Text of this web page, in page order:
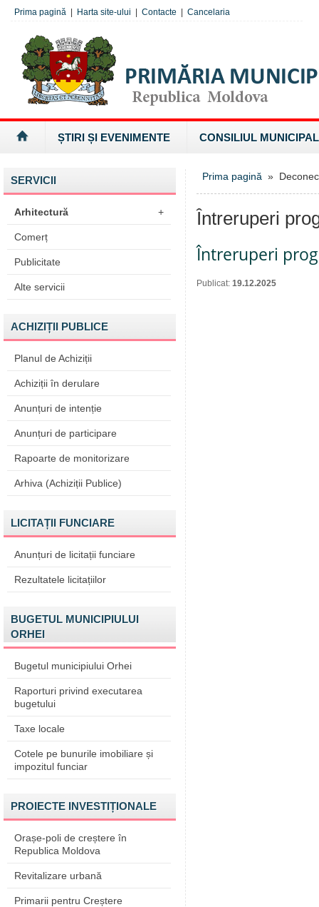
Prima pagină Harta site-ului Contacte Cancelaria
ȘTIRI ȘI EVENIMENTE CONSILIUL MUNICIPAL
SERVICII
Arhitectură +
Comerț
Publicitate
Alte servicii
ACHIZIȚII PUBLICE
Planul de Achiziții
Achiziții în derulare
Anunțuri de intenție
Anunțuri de participare
Rapoarte de monitorizare
Arhiva (Achiziții Publice)
LICITAȚII FUNCIARE
Anunțuri de licitații funciare
Rezultatele licitațiilor
BUGETUL MUNICIPIULUI
ORHEI
Bugetul municipiului Orhei
Raporturi privind executarea
bugetului
Taxe locale
Cotele pe bunurile imobiliare și
impozitul funciar
PROIECTE INVESTIȚIONALE
Orașe-poli de creștere în
Republica Moldova
Revitalizare urbană
Primarii pentru Creștere
Prima pagină »
Întreruperi
Întreruperi
Publicat: 19.12.2025